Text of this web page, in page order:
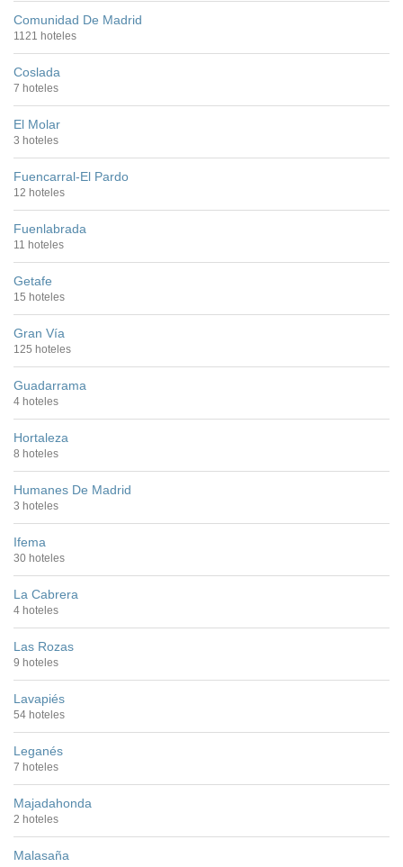
Comunidad De Madrid
1121 hoteles
Coslada
7 hoteles
El Molar
3 hoteles
Fuencarral-El Pardo
12 hoteles
Fuenlabrada
11 hoteles
Getafe
15 hoteles
Gran Vía
125 hoteles
Guadarrama
4 hoteles
Hortaleza
8 hoteles
Humanes De Madrid
3 hoteles
Ifema
30 hoteles
La Cabrera
4 hoteles
Las Rozas
9 hoteles
Lavapiés
54 hoteles
Leganés
7 hoteles
Majadahonda
2 hoteles
Malasaña